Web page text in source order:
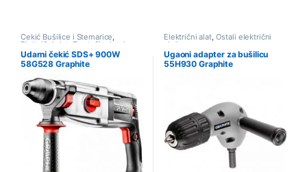
Čekić Bušilice i Štemarice,
Električni alat Zavrtači udarni
Udarni čekić SDS+ 900W
58G528 Graphite
Električni alat, Ostali električni
alati
Ugaoni adapter za bušilicu
55H930 Graphite